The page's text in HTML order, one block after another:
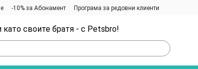
-10% за Абонамент
Програма за редовни клиенти
своите братя - с Petsbro!